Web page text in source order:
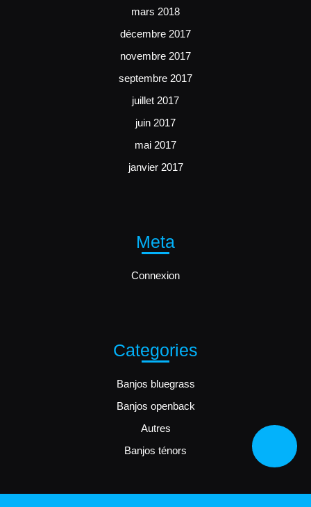
to
Top
mars 2018
décembre 2017
novembre 2017
septembre 2017
juillet 2017
juin 2017
mai 2017
janvier 2017
Meta
Connexion
Categories
Banjos bluegrass
Banjos openback
Autres
Banjos ténors